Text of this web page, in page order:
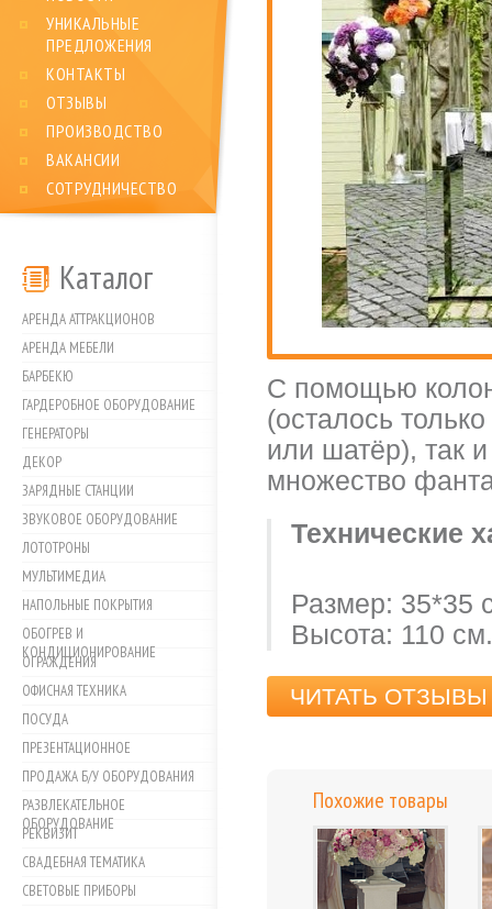
УНИКАЛЬНЫЕ
ПРЕДЛОЖЕНИЯ
КОНТАКТЫ
ОТЗЫВЫ
ПРОИЗВОДСТВО
ВАКАНСИИ
СОТРУДНИЧЕСТВО
Каталог
АРЕНДА АТТРАКЦИОНОВ
АРЕНДА МЕБЕЛИ
БАРБЕКЮ
ГАРДЕРОБНОЕ ОБОРУДОВАНИЕ
ГЕНЕРАТОРЫ
ДЕКОР
ЗАРЯДНЫЕ СТАНЦИИ
ЗВУКОВОЕ ОБОРУДОВАНИЕ
ЛОТОТРОНЫ
МУЛЬТИМЕДИА
НАПОЛЬНЫЕ ПОКРЫТИЯ
ОБОГРЕВ И
КОНДИЦИОНИРОВАНИЕ
ОГРАЖДЕНИЯ
ОФИСНАЯ ТЕХНИКА
ПОСУДА
ПРЕЗЕНТАЦИОННОЕ
ПРОДАЖА Б/У ОБОРУДОВАНИЯ
РАЗВЛЕКАТЕЛЬНОЕ
ОБОРУДОВАНИЕ
РЕКВИЗИТ
СВАДЕБНАЯ ТЕМАТИКА
СВЕТОВЫЕ ПРИБОРЫ
С помощью
(осталось
или шатёр), так
множество
Технические
Размер: 35*35
Высота: 110
ЧИТАТЬ ОТЗЫВЫ
Похожие товары